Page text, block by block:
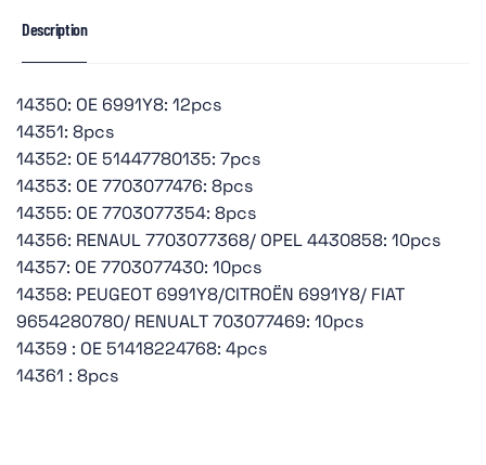
Description
14350: OE 6991Y8: 12pcs
14351: 8pcs
14352: OE 51447780135: 7pcs
14353: OE 7703077476: 8pcs
14355: OE 7703077354: 8pcs
14356: RENAUL 7703077368/ OPEL 4430858: 10pcs
14357: OE 7703077430: 10pcs
14358: PEUGEOT 6991Y8/CITROËN 6991Y8/ FIAT
9654280780/ RENUALT 703077469: 10pcs
14359 : OE 51418224768: 4pcs
14361 : 8pcs